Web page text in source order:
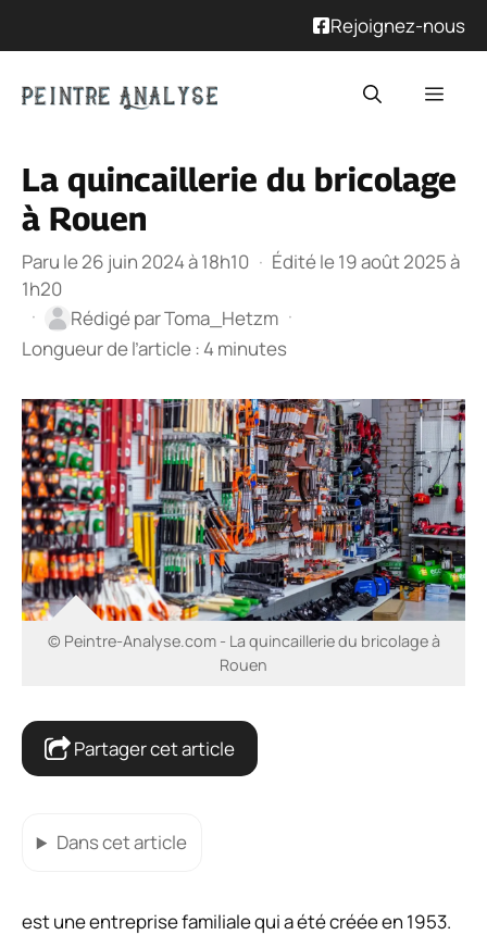
Rejoignez-nous
La quincaillerie du bricolage
à Rouen
Paru le 26 juin 2024 à 18h10 · Édité le 19 août 2025 à
1h20
·
Rédigé parToma_Hetzm ·
Longueur de l’article : 4 minutes
© Peintre-Analyse.com - La quincaillerie du bricolage à
Rouen
Partager cet article
Dans cet article
est une entreprise familiale qui a été créée en 1953.